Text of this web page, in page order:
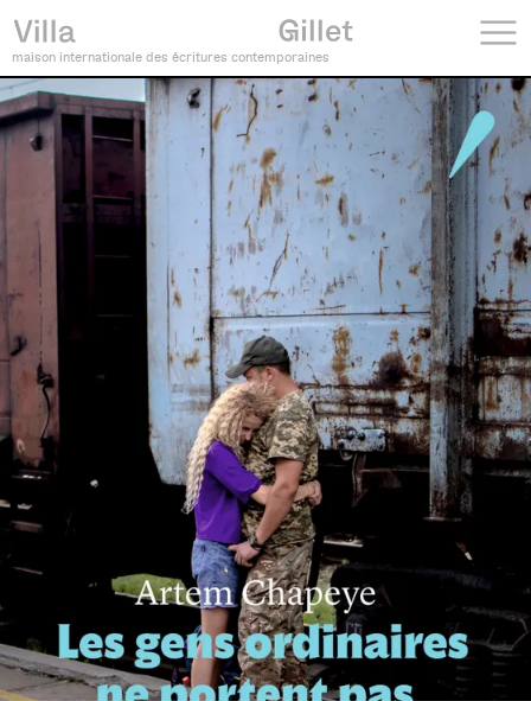
maison internationale des écritures contemporaines